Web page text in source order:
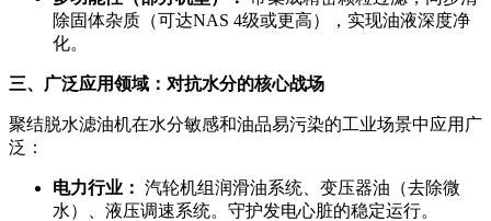
除固体杂质（可达NAS 4级或更高），实现油液深度净
化。
三、广泛应用领域：对抗水分的核心战场
聚结脱水滤油机在水分敏感和油品易污染的工业场景中应用广
泛：
电力行业： 汽轮机组润滑油系统、变压器油（去除微
水）、液压调速系统。守护发电心脏的稳定运行。